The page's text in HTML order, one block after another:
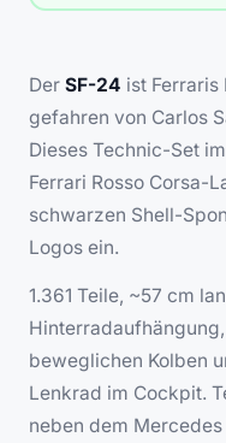
Der SF-24 ist Ferraris
gefahren von Carlos
Dieses Technic-Set
Ferrari Rosso Corsa-
schwarzen Shell-
Logos ein.
1.361 Teile, ~57 cm
beweglichen Kolben
Lenkrad im Cockpit.
neben dem Mercedes